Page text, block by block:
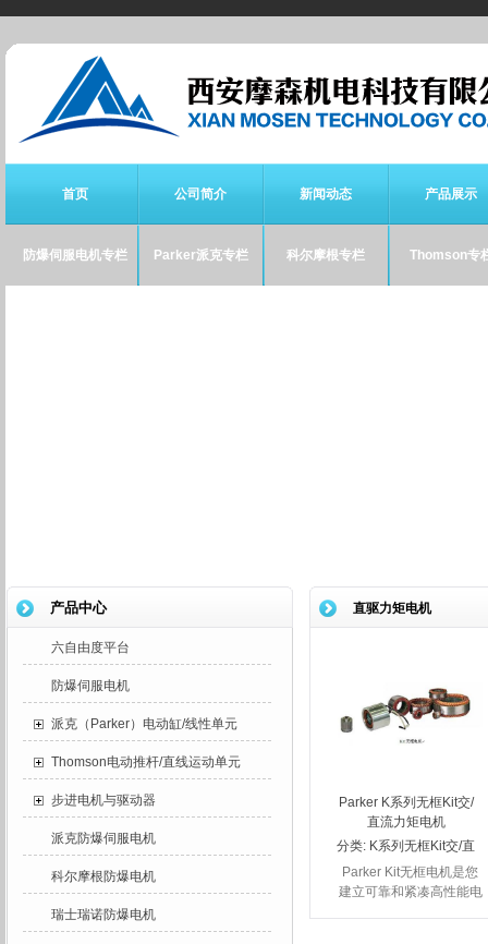
首页 公司简介 新闻动态 产品展示
防爆伺服电机专栏 Parker派克专栏 科尔摩根专栏 Thomson专
直驱力矩电机
Parker K系列无框Kit交/
直流力矩电机
分类: K系列无框Kit交/直
流力矩电机
Parker Kit无框电机是您
建立可靠和紧凑高性能电
产品中心
六自由度平台
防爆伺服电机
派克（Parker）电动缸/线性单元
Thomson电动推杆/直线运动单元
步进电机与驱动器
派克防爆伺服电机
科尔摩根防爆电机
瑞士瑞诺防爆电机